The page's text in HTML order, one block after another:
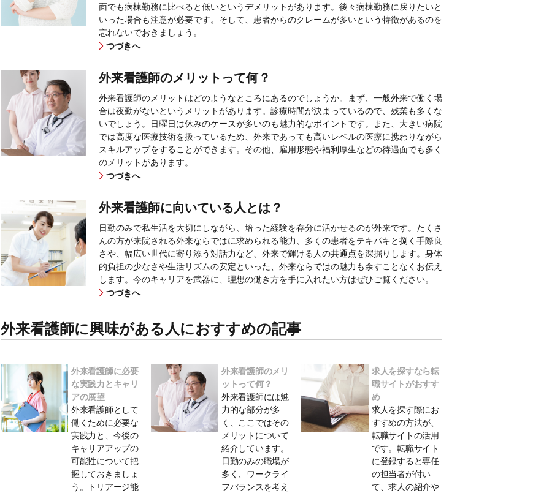
面でも病棟勤務に比べると低いというデメリットがあります。後々病棟勤務に戻りたいと
いった場合も注意が必要です。そして、患者からのクレームが多いという特徴があるのを
忘れないでおきましょう。
つづきへ
外来看護師のメリットって何？
外来看護師のメリットはどのようなところにあるのでしょうか。まず、一般外来で働く場
合は夜勤がないというメリットがあります。診療時間が決まっているので、残業も多くな
いでしょう。日曜日は休みのケースが多いのも魅力的なポイントです。また、大きい病院
では高度な医療技術を扱っているため、外来であっても高いレベルの医療に携わりながら
スキルアップをすることができます。その他、雇用形態や福利厚生などの待遇面でも多く
のメリットがあります。
つづきへ
外来看護師に向いている人とは？
日勤のみで私生活を大切にしながら、培った経験を存分に活かせるのが外来です。たくさ
んの方が来院される外来ならではに求められる能力、多くの患者をテキパキと捌く手際良
さや、幅広い世代に寄り添う対話力など、外来で輝ける人の共通点を深掘りします。身体
的負担の少なさや生活リズムの安定といった、外来ならではの魅力も余すことなくお伝え
します。今のキャリアを武器に、理想の働き方を手に入れたい方はぜひご覧ください。
つづきへ
外来看護師に興味がある人におすすめの記事
外来看護師に必要
な実践力とキャリ
アの展望
外来看護師として
働くために必要な
実践力と、今後の
キャリアアップの
可能性について把
握しておきましょ
う。トリアージ能
外来看護師のメリ
ットって何？
外来看護師には魅
力的な部分が多
く、ここではその
メリットについて
紹介しています。
日勤のみの職場が
多く、ワークライ
フバランスを考え
求人を探すなら転
職サイトがおすす
め
求人を探す際にお
すすめの方法が、
転職サイトの活用
です。転職サイト
に登録すると専任
の担当者が付い
て、求人の紹介や